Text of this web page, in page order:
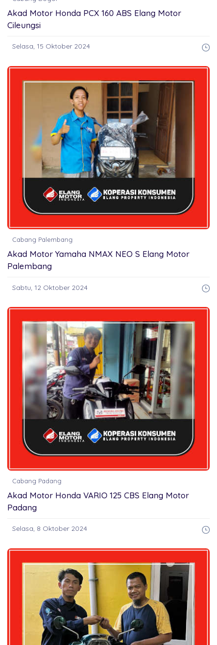
Akad Motor Honda PCX 160 ABS Elang Motor
Cileungsi
Selasa, 15 Oktober 2024
Cabang Palembang
Akad Motor Yamaha NMAX NEO S Elang Motor
Palembang
Sabtu, 12 Oktober 2024
Cabang Padang
Akad Motor Honda VARIO 125 CBS Elang Motor
Padang
Selasa, 8 Oktober 2024